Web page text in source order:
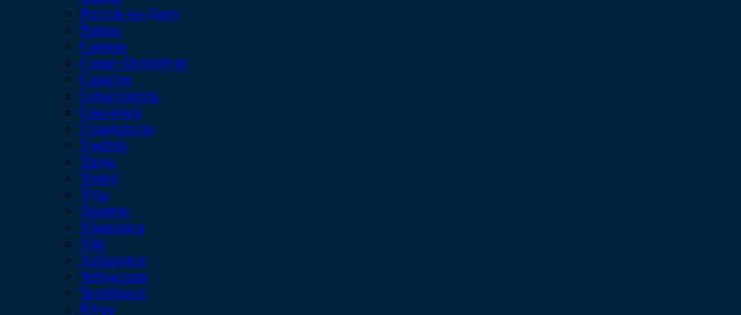
Ростов-на-Дону
Рязань
Самара
Санкт-Петербург
Саратов
Севастополь
Смоленск
Ставрополь
Тамбов
Тверь
Томск
Тула
Тюмень
Ульяновск
Уфа
Хабаровск
Чебоксары
Челябинск
Югра